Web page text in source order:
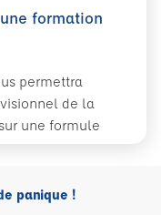
formation
permettra
de la
une formule
panique !